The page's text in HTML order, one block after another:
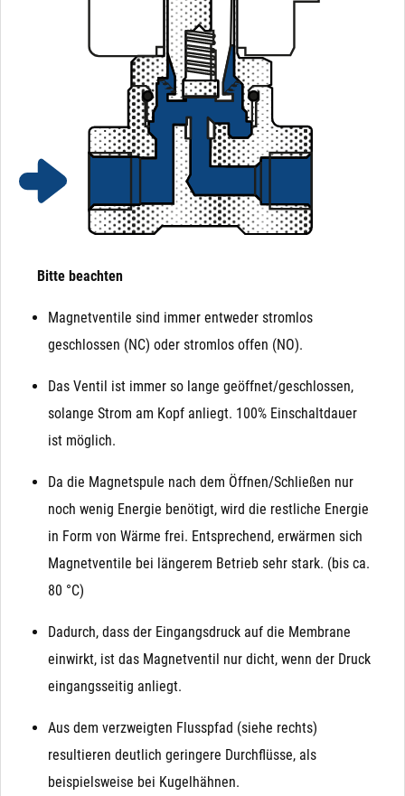
Bitte beachten
Magnetventile sind immer entweder stromlos
geschlossen (NC) oder stromlos offen (NO).
Das Ventil ist immer so lange geöffnet/geschlossen,
solange Strom am Kopf anliegt. 100% Einschaltdauer
ist möglich.
Da die Magnetspule nach dem Öffnen/Schließen nur
noch wenig Energie benötigt, wird die restliche Energie
in Form von Wärme frei. Entsprechend, erwärmen sich
Magnetventile bei längerem Betrieb sehr stark. (bis ca.
80 °C)
Dadurch, dass der Eingangsdruck auf die Membrane
einwirkt, ist das Magnetventil nur dicht, wenn der Druck
eingangsseitig anliegt.
Aus dem verzweigten Flusspfad (siehe rechts)
resultieren deutlich geringere Durchflüsse, als
beispielsweise bei Kugelhähnen.